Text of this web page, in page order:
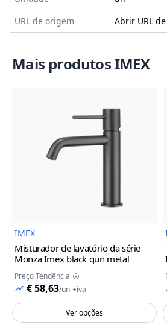
URL de origem
Abrir URL
Mais produtos IMEX
IMEX
Misturador de lavatório da série
Monza Imex black gun metal
Preço Tendência
€ 58,63/un +iva
Ver opções